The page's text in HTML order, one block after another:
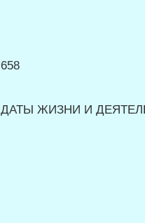
658
ДАТЫ ЖИЗНИ И